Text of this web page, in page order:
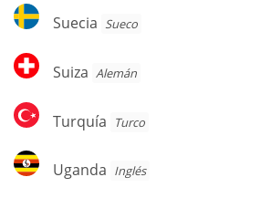
Suecia
Suecia Sueco
Suiza
Suiza Alemán
Turquía
Turquía Turco
Uganda
Uganda Inglés